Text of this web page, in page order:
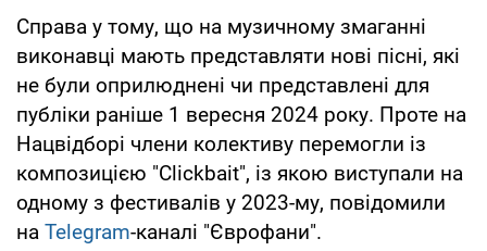
Справа у тому, що на музичному змаганні
виконавці мають представляти нові пісні, які
не були оприлюднені чи представлені для
публіки раніше 1 вересня 2024 року. Проте на
Нацвідборі члени колективу перемогли із
композицією "Clickbait", із якою виступали на
одному з фестивалів у 2023-му, повідомили
на Telegram-каналі "Єврофани".